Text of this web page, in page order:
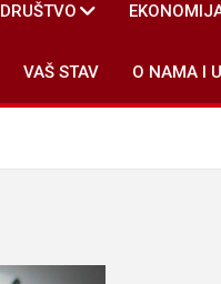
DRUŠTVO
VAŠ STAV O NAMA I